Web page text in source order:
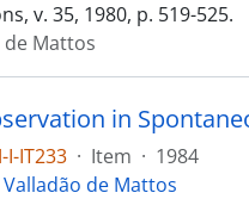
v. 35, 1980, p. 519-525.
de Mattos
in
I-IT233 · Item · 1984
Valladão de Mattos